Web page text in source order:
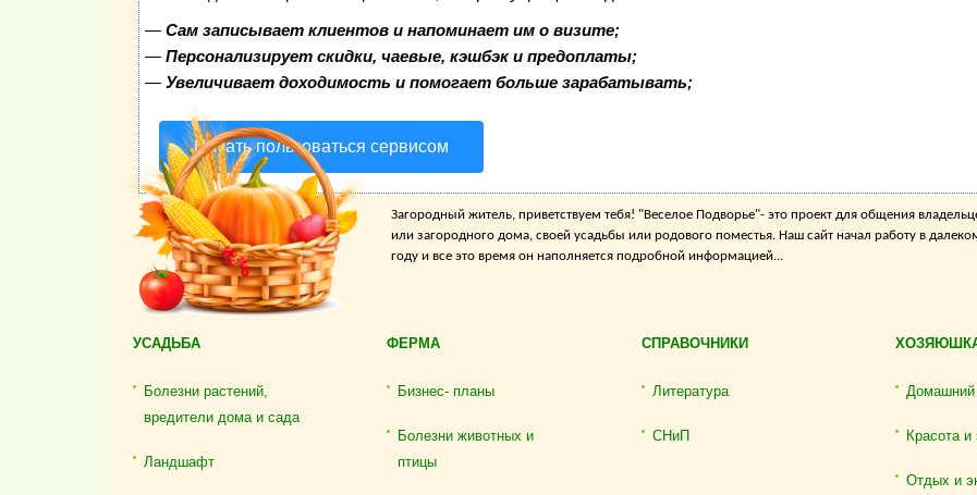
— Сам записывает клиентов и напоминает им о визите;
— Персонализирует скидки, чаевые, кэшбэк и предоплаты;
— Увеличивает доходимость и помогает больше зарабатывать;
Начать пользоваться сервисом
Загородный житель, приветствуем тебя! "Веселое Подворье"- это проект для общения
или загородного дома, своей усадьбы или родового поместья. Наш сайт начал работу в
году и все это время он наполняется подробной информацией...
УСАДЬБА
Болезни растений,
вредители дома и сада
Ландшафт
ФЕРМА
Бизнес- планы
Болезни животных и
птицы
СПРАВОЧНИКИ
Литература
СНиП Красота и
Отдых и